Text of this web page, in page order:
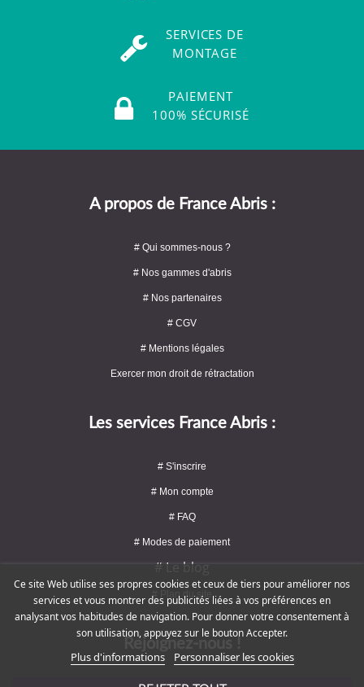
SERVICES DE
MONTAGE
PAIEMENT
100% SÉCURISÉ
A propos de France Abris :
# Qui sommes-nous ?
# Nos gammes d'abris
# Nos partenaires
# CGV
# Mentions légales
Exercer mon droit de rétractation
Les services France Abris :
# S'inscrire
# Mon compte
# FAQ
# Modes de paiement
# Le blog
# Plan du site
Rejoignez-nous !
Ce site Web utilise ses propres cookies et ceux de tiers pour améliorer nos
services et vous montrer des publicités liées à vos préférences en
analysant vos habitudes de navigation. Pour donner votre consentement à
son utilisation, appuyez sur le bouton Accepter.
Plus d'informations Personnaliser les cookies